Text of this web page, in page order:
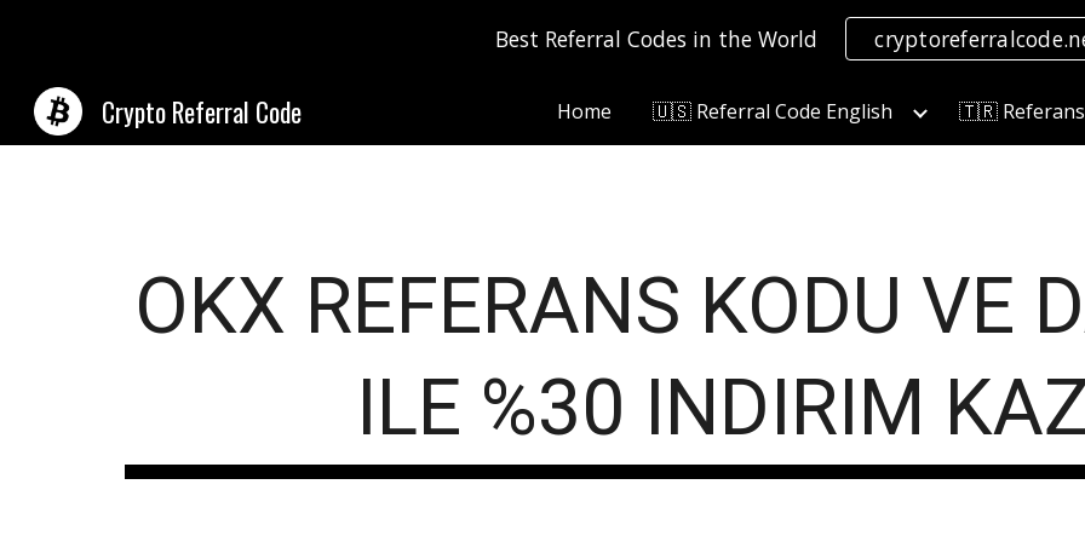
Skip to main content Skip to
Best Referral Codes in the World
Crypto Referral Code Home 🇺🇸 Referral Code English 🇹🇷 Referans
OKX REFERANS KODU VE
ILE %30 INDIRIM